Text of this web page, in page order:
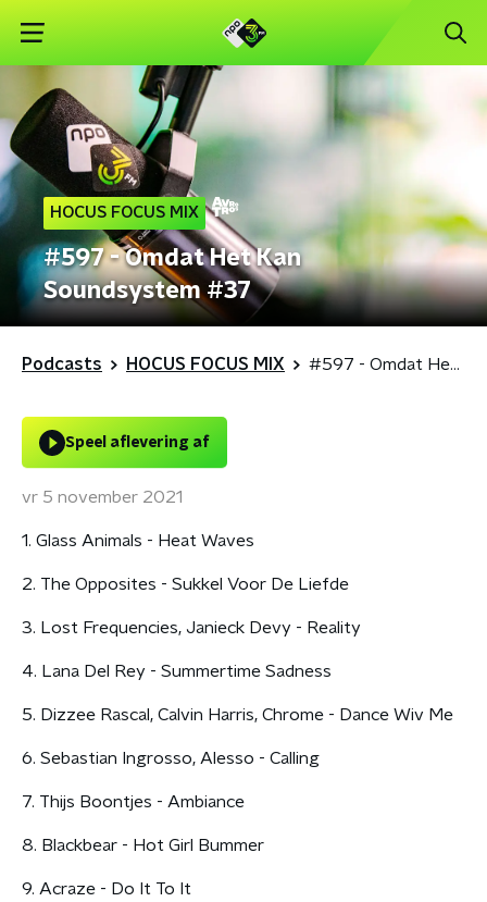
HOCUS FOCUS MIX
#597 - Omdat Het Kan
Soundsystem #37
Podcasts HOCUS FOCUS MIX #597 - Omdat Het Kan Soundsystem #37
Speel aflevering af
vr 5 november 2021
1. Glass Animals - Heat Waves
2. The Opposites - Sukkel Voor De Liefde
3. Lost Frequencies, Janieck Devy - Reality
4. Lana Del Rey - Summertime Sadness
5. Dizzee Rascal, Calvin Harris, Chrome - Dance Wiv Me
6. Sebastian Ingrosso, Alesso - Calling
7. Thijs Boontjes - Ambiance
8. Blackbear - Hot Girl Bummer
9. Acraze - Do It To It